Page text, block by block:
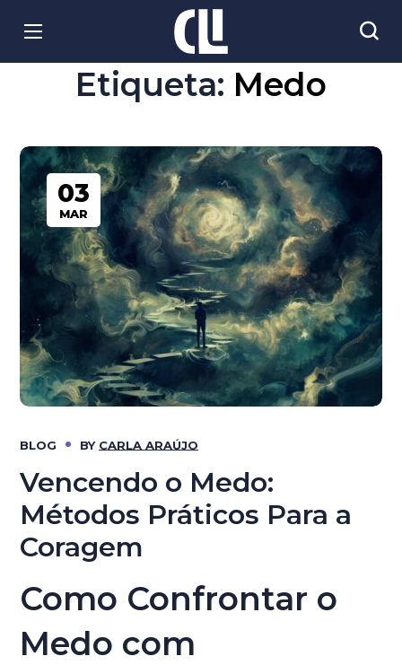
Etiqueta: Medo
03
MAR
BLOG BY CARLA ARAÚJO
Vencendo o Medo:
Métodos Práticos Para a
Coragem
Como Confrontar o
Medo com